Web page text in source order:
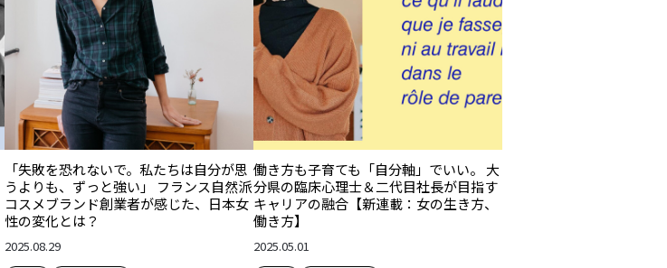
「失敗を恐れないで。私たちは自分が思
うよりも、ずっと強い」 フランス自然派
コスメブランド創業者が感じた、日本女
性の変化とは？
2025.08.29
働き方も子育ても「自分軸」でいい。 大
分県の臨床心理士＆二代目社長が目指す
キャリアの融合【新連載：女の生き方、
働き方】
2025.05.01